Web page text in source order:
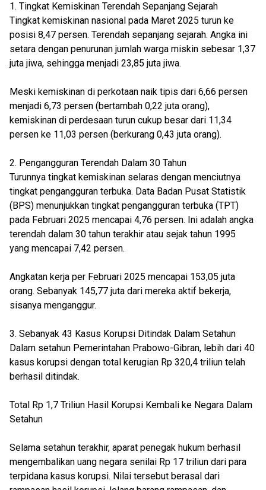
1. Tingkat Kemiskinan Terendah Sepanjang Sejarah
Tingkat kemiskinan nasional pada Maret 2025 turun ke
posisi 8,47 persen. Terendah sepanjang sejarah. Angka ini
setara dengan penurunan jumlah warga miskin sebesar 1,37
juta jiwa, sehingga menjadi 23,85 juta jiwa.
Meski kemiskinan di perkotaan naik tipis dari 6,66 persen
menjadi 6,73 persen (bertambah 0,22 juta orang),
kemiskinan di perdesaan turun cukup besar dari 11,34
persen ke 11,03 persen (berkurang 0,43 juta orang).
2. Pengangguran Terendah Dalam 30 Tahun
Turunnya tingkat kemiskinan selaras dengan menciutnya
tingkat pengangguran terbuka. Data Badan Pusat Statistik
(BPS) menunjukkan tingkat pengangguran terbuka (TPT)
pada Februari 2025 mencapai 4,76 persen. Ini adalah angka
terendah dalam 30 tahun terakhir atau sejak tahun 1995
yang mencapai 7,42 persen.
Angkatan kerja per Februari 2025 mencapai 153,05 juta
orang. Sebanyak 145,77 juta dari mereka aktif bekerja,
sisanya menganggur.
3. Sebanyak 43 Kasus Korupsi Ditindak Dalam Setahun
Dalam setahun Pemerintahan Prabowo-Gibran, lebih dari 40
kasus korupsi dengan total kerugian Rp 320,4 triliun telah
berhasil ditindak.
Total Rp 1,7 Triliun Hasil Korupsi Kembali ke Negara Dalam
Setahun
Selama setahun terakhir, aparat penegak hukum berhasil
mengembalikan uang negara senilai Rp 17 triliun dari para
terpidana kasus korupsi. Nilai tersebut berasal dari